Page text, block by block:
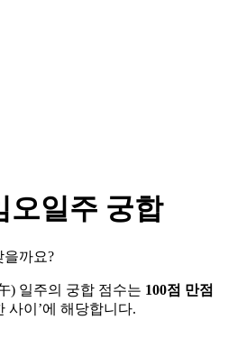
오일주 궁합
을까요?
) 일주의 궁합 점수는 100점 만점
사이 ’에 해당합니다.